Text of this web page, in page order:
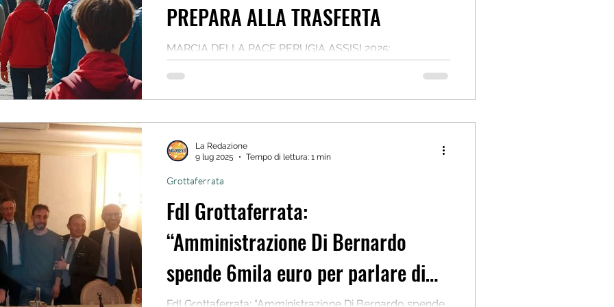
PREPARA ALLA TRASFERTA
MARCIA DELLA PACE PERUGIA ASSISI 2025:
GROTTAFERRATA SI PREPARA ALLA TRASFERTA
Domenica 12 ottobre, insieme a tanti altri comuni italian
FdI Grottaferrata:
“Amministrazione Di Bernardo
spende 6mila euro per parlare di
FdI Grottaferrata: “Amministrazione Di Bernardo spende
Grottaferrata
La Redazione
9 lug 2025
Tempo di lettura: 1 min